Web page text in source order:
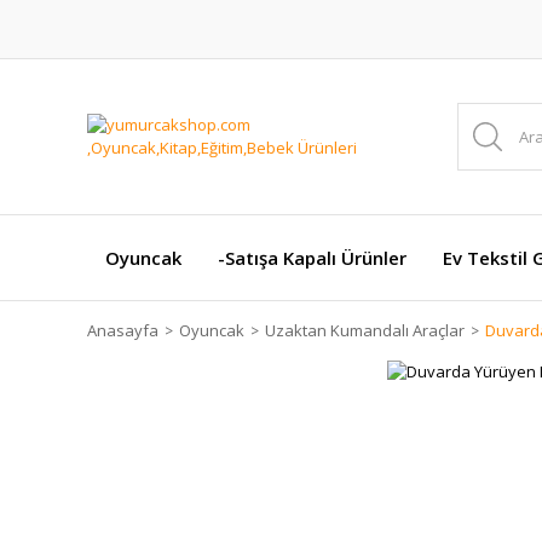
Oyuncak -Satışa Kapalı Ürünler Ev Tekstil
Anasayfa Oyuncak Uzaktan Kumandalı Araçlar